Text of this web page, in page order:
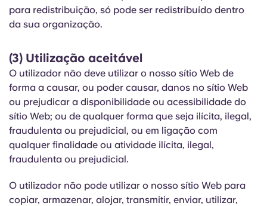
para redistribuição, só pode ser redistribuído dentro
da sua organização.
(3) Utilização aceitável
O utilizador não deve utilizar o nosso sítio Web de
forma a causar, ou poder causar, danos no sítio Web
ou prejudicar a disponibilidade ou acessibilidade do
sítio Web; ou de qualquer forma que seja ilícita, ilegal,
fraudulenta ou prejudicial, ou em ligação com
qualquer finalidade ou atividade ilícita, ilegal,
fraudulenta ou prejudicial.
O utilizador não pode utilizar o nosso sítio Web para
copiar, armazenar, alojar, transmitir, enviar, utilizar,